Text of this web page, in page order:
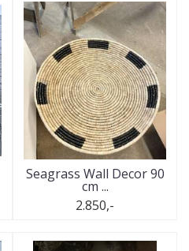
Seagrass Wall Decor 90
cm ...
2.850,-